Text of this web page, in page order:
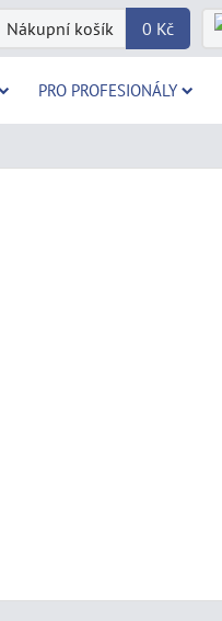
Nákupní košík 0 Kč
PRO PROFESIONÁLY